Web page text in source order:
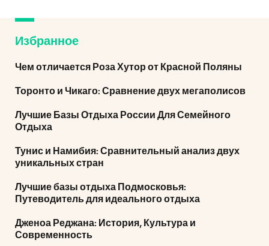
Избранное
Чем отличается Роза Хутор от Красной Поляны
Торонто и Чикаго: Сравнение двух мегаполисов
Лучшие Базы Отдыха России Для Семейного
Отдыха
Тунис и Намибия: Сравнительный анализ двух
уникальных стран
Лучшие базы отдыха Подмосковья:
Путеводитель для идеального отдыха
Дженоа Реджана: История, Культура и
Современность